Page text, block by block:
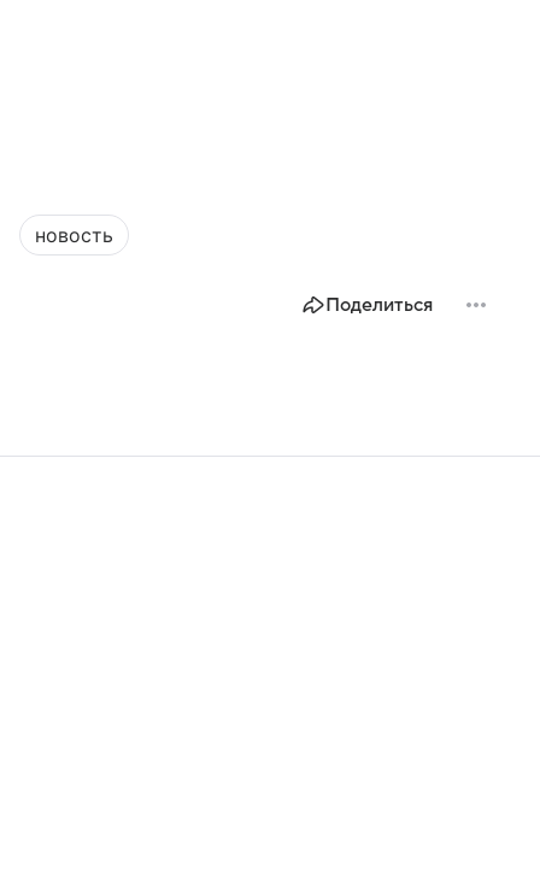
новость
Поделиться